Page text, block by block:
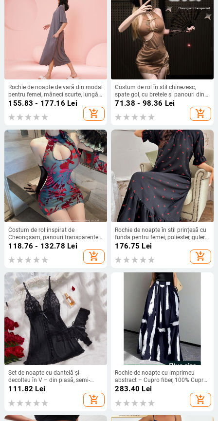
Rochie de noapte de vară din modal
pentru femei, mâneci scurte, lungă
peste genunchi, pentru gravide, cu
155.83 - 177.16 Lei
add_shopping_cart
Costum de rol în stil chinezesc,
spate gol, cu bretele și panouri din
plasă, material poliester 90–95%.
71.38 - 98.36 Lei
add_shopping_cart
Costum de rol inspirat de
Cheongsam, panouri transparente
și dresuri, material poliester
118.76 - 132.78 Lei
add_shopping_cart
Rochie de noapte în stil prințesă cu
funda pentru femei, poliester, guler
rotund, mâneci trei sferturi, lungime
176.75 Lei
add_shopping_cart
Set de noapte cu dantelă și
decolteu în V – din plasă, semi-
transparent, poliester, plasă ultra-
subțire 81–100 g/m², fără mâneci
111.82 Lei
add_shopping_cart
Rochie de noapte cu imprimeu
abstract – Cupro fiber, 100% Cupro,
Primăvară
283.40 Lei
add_shopping_cart